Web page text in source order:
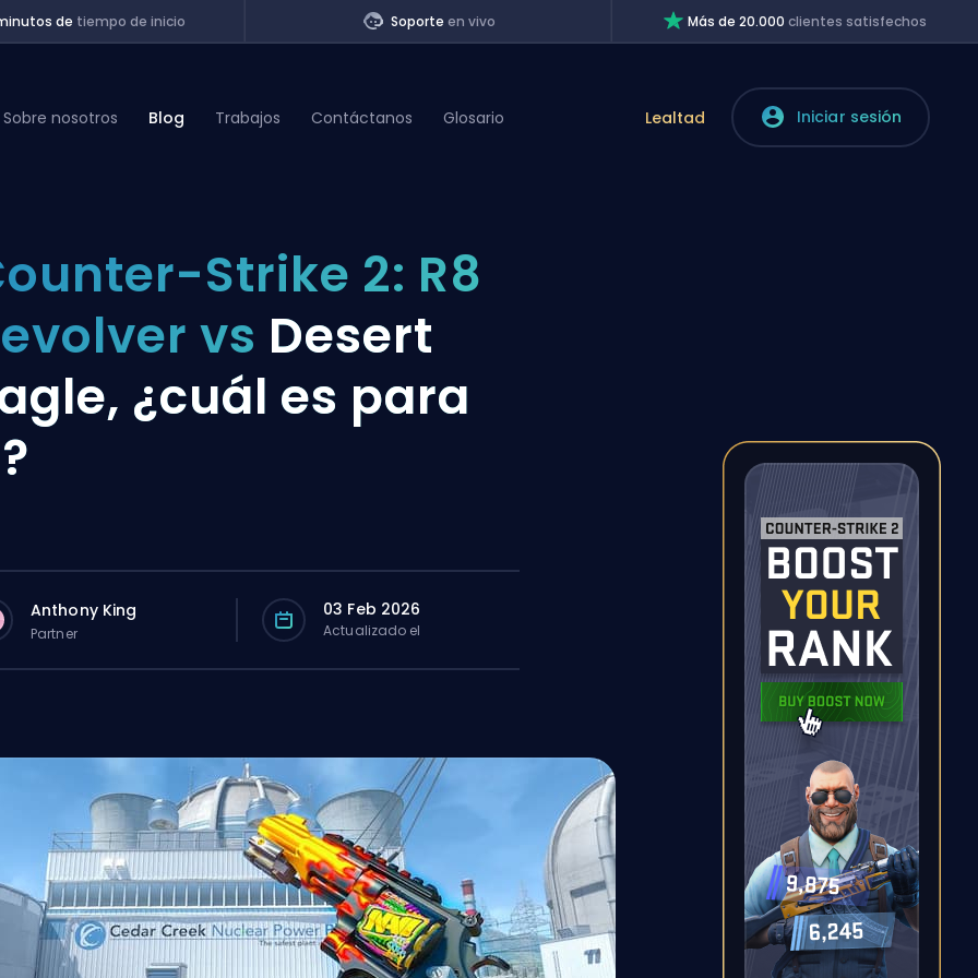
de tiempo de inicio Soporteen vivo Más de 20.000clientes satisfechos
Sobre nosotros Blog Trabajos Contáctanos Glosario Lealtad Iniciar sesión
Strike 2: R8
vs Desert
¿cuál es para
Anthony King
Partner
03 Feb 2026
Actualizado el